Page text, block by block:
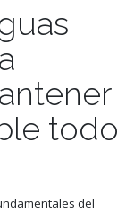
todo
del